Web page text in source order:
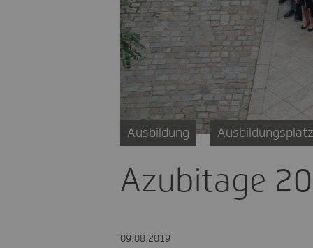
Ausbildung Ausbildungsplatz
Azubitage
09.08.2019